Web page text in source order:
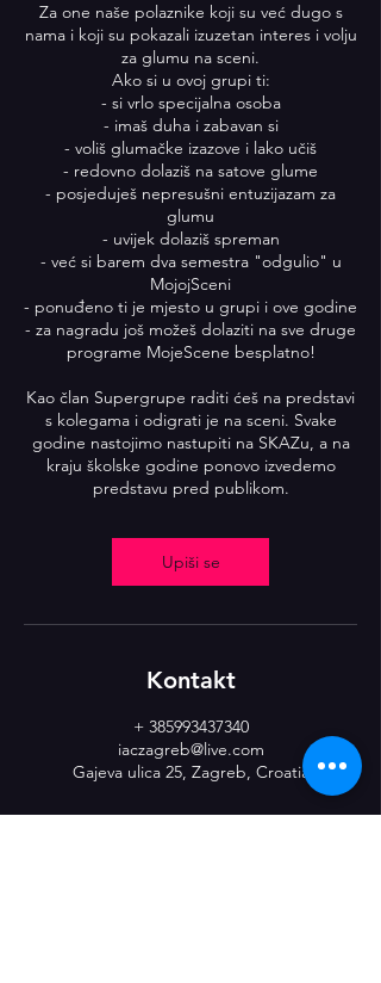
j
Za one naše polaznike koji su već dugo s
nama i koji su pokazali izuzetan interes i volju
za glumu na sceni.
Ako si u ovoj grupi ti:
- si vrlo specijalna osoba
- imaš duha i zabavan si
- voliš glumačke izazove i lako učiš
- redovno dolaziš na satove glume
- posjeduješ nepresušni entuzijazam za
glumu
- uvijek dolaziš spreman
- već si barem dva semestra "odgulio" u
MojojSceni
- ponuđeno ti je mjesto u grupi i ove godine
- za nagradu još možeš dolaziti na sve druge
programe MojeScene besplatno!
Kao član Supergrupe raditi ćeš na predstavi
s kolegama i odigrati je na sceni. Svake
godine nastojimo nastupiti na SKAZu, a na
kraju školske godine ponovo izvedemo
predstavu pred publikom.
Upiši se
Kontakt
+ 385993437340
iaczagreb@live.com
Gajeva ulica 25, Zagreb, Croatia